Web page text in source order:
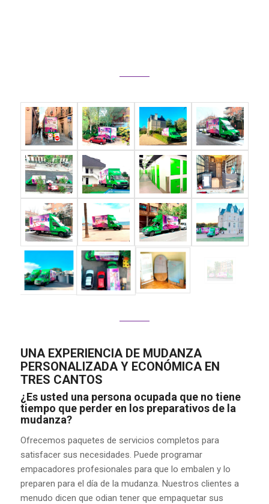
UNA EXPERIENCIA DE MUDANZA
PERSONALIZADA Y ECONÓMICA EN
TRES CANTOS
¿Es usted una persona ocupada que no tiene
tiempo que perder en los preparativos de la
mudanza?
Ofrecemos paquetes de servicios completos para
satisfacer sus necesidades. Puede programar
empacadores profesionales para que lo embalen y lo
preparen para el día de la mudanza. Nuestros clientes a
menudo dicen que odian tener que empaquetar sus